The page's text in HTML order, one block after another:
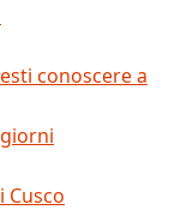
conoscere a
Cusco